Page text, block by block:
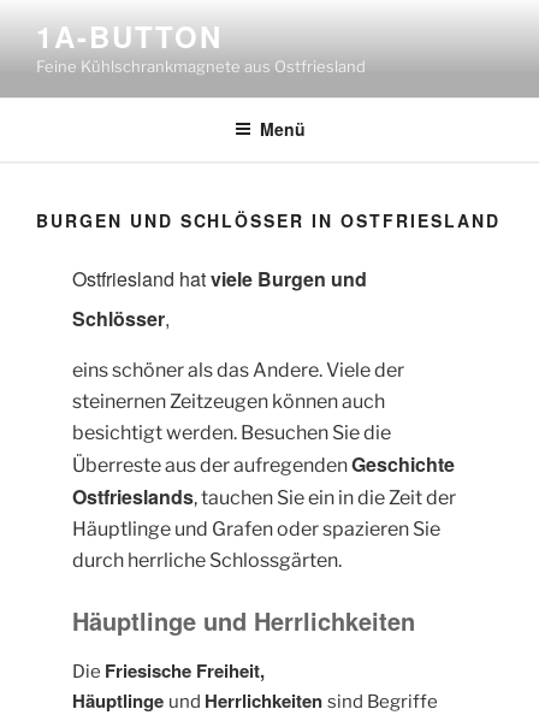
springen
1A-BUTTON
Feine Kühlschrankmagnete aus Ostfriesland
Menü
BURGEN UND SCHLÖSSER IN OSTFRIESLAND
Ostfriesland hatviele Burgen und
Schlösser,
eins schöner als das Andere. Viele der
steinernen Zeitzeugen können auch
besichtigt werden. Besuchen Sie die
Überreste aus der aufregendenGeschichte
Ostfrieslands, tauchen Sie ein in die Zeit der
Häuptlinge und Grafen oder spazieren Sie
durch herrliche Schlossgärten.
Häuptlinge und Herrlichkeiten
Die Friesische Freiheit,
Häuptlinge und Herrlichkeiten sind Begriffe